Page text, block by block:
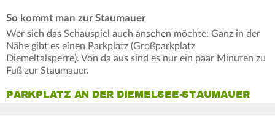
So kommt man zur Staumauer
Wer sich das Schauspiel auch ansehen möchte: Ganz in der
Nähe gibt es einen Parkplatz (Großparkplatz
Diemeltalsperre). Von da aus sind es nur ein paar Minuten zu
Fuß zur Staumauer.
PARKPLATZ AN DER DIEMELSEE-STAUMAUER